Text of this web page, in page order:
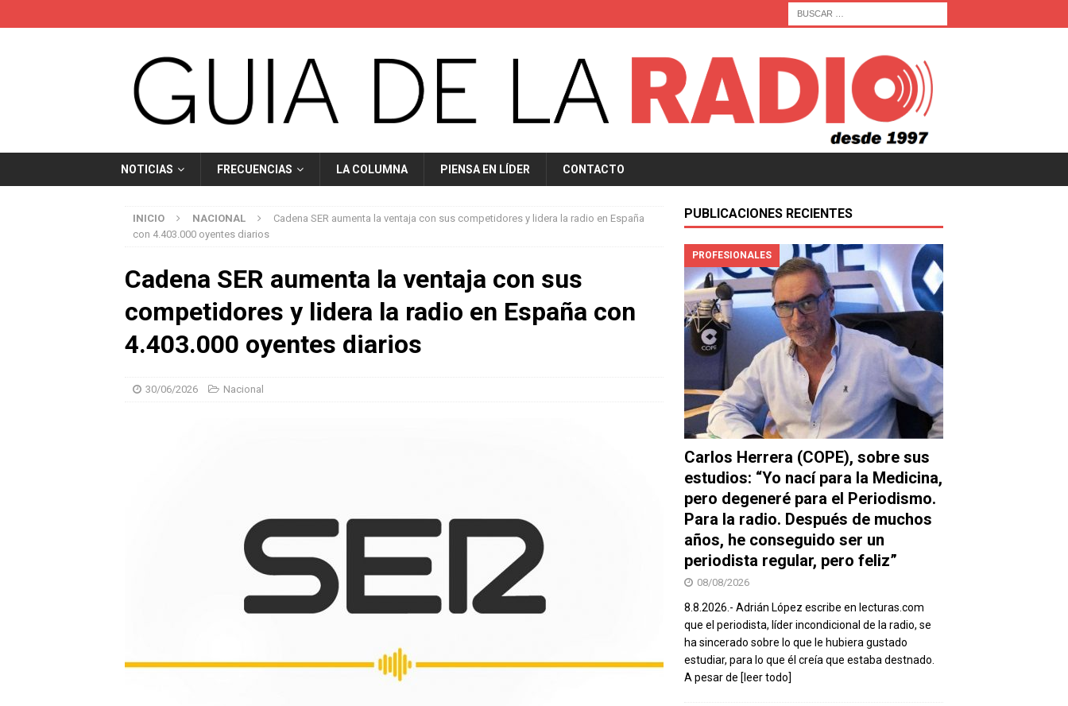
NOTICIAS FRECUENCIAS LA COLUMNA PIENSA EN LÍDER CONTACTO
INICIO NACIONAL
Cadena SER aumenta la ventaja con sus competidores y lidera la radio en España
con 4.403.000 oyentes diarios
Cadena SER aumenta la ventaja con sus
competidores y lidera la radio en España con
4.403.000 oyentes diarios
30/06/2026 Nacional
PUBLICACIONES RECIENTES
PROFESIONALES
Carlos Herrera (COPE), sobre sus
estudios: “Yo nací para la Medicina,
pero degeneré para el Periodismo.
Para la radio. Después de muchos
años, he conseguido ser un
periodista regular, pero feliz”
08/08/2026
8.8.2026.- Adrián López escribe en lecturas.com
que el periodista, líder incondicional de la radio, se
ha sincerado sobre lo que le hubiera gustado
estudiar, para lo que él creía que estaba destnado.
A pesar de [leer todo]